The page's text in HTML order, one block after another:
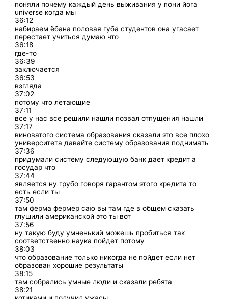
поняли почему каждый день выживания у пони йога
universe когда мы
36:12
набираем ёбана половая губа студентов она угасает
перестает учиться думаю что
36:18
где-то
36:39
заключается
36:53
взгляда
37:02
потому что летающие
37:11
все у нас все решили нашли позвал отпущения нашли
37:17
виноватого система образования сказали это все плохо
университета давайте систему образования поднимать
37:36
придумали систему следующую банк дает кредит а
государ что
37:44
является ну грубо говоря гарантом этого кредита то
есть если ты
37:50
там ферма фермер саю вы там где в общем сказать
глушили американской это ты вот
37:56
ну такую буду умненький можешь пробиться так
соответственно наука пойдет потому
38:03
что образование только никогда не пойдет если нет
образован хорошие результаты
38:15
там собрались умные люди и сказали ребята
38:21